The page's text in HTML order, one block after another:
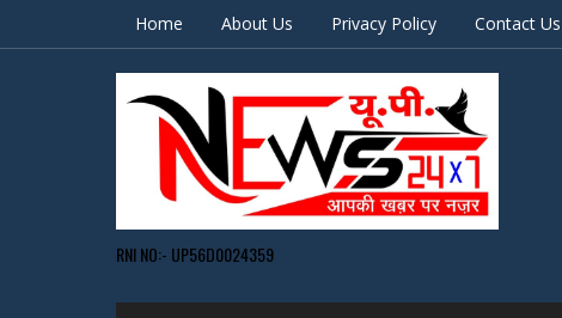
Home About Us Privacy Policy Contact Us
RNI NO:- UP56D0024359